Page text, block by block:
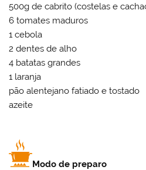
500g de cabrito (costelas e
6 tomates maduros
1 cebola
2 dentes de alho
4 batatas grandes
1 laranja
pão alentejano fatiado e tostado
azeite
Modo de preparo